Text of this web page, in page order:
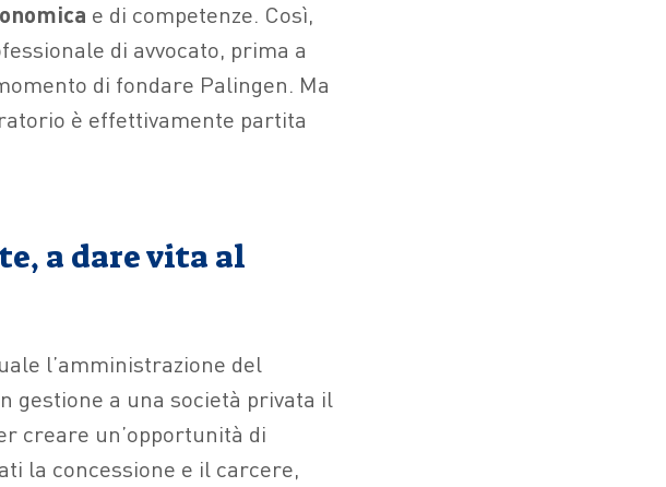
e di competenze. Così,
di avvocato, prima a
di fondare Palingen. Ma
è effettivamente partita
a dare vita al
l’amministrazione del
gestione a una società privata il
creare un’opportunità di
la concessione e il carcere,